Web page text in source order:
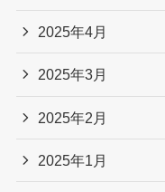
2025年4月
2025年3月
2025年2月
2025年1月